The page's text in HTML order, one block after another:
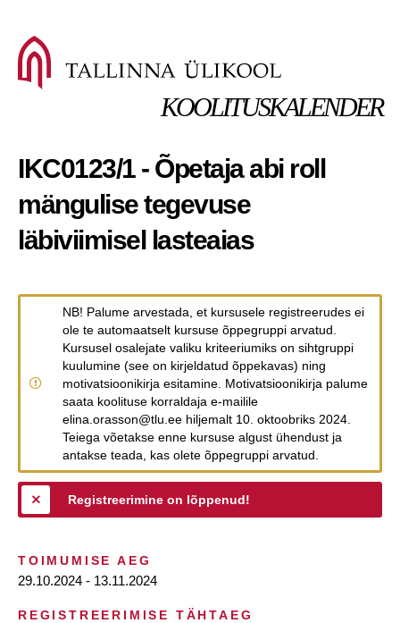
KOOLITUSKALENDER
IKC0123/1 - Õpetaja abi roll
mängulise tegevuse
läbiviimisel lasteaias
NB! Palume arvestada, et kursusele registreerudes ei
ole te automaatselt kursuse õppegruppi arvatud.
Kursusel osalejate valiku kriteeriumiks on sihtgruppi
kuulumine (see on kirjeldatud õppekavas) ning
motivatsioonikirja esitamine. Motivatsioonikirja palume
saata koolituse korraldaja e-mailile
elina.orasson@tlu.ee hiljemalt 10. oktoobriks 2024.
Teiega võetakse enne kursuse algust ühendust ja
antakse teada, kas olete õppegruppi arvatud.
Registreerimine on lõppenud!
TOIMUMISE AEG
29.10.2024 - 13.11.2024
REGISTREERIMISE TÄHTAEG